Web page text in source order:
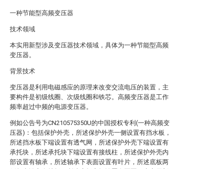
一种节能型高频变压器
技术领域
本实用新型涉及变压器技术领域，具体为一种节能型高频
变压器。
背景技术
变压器是利用电磁感应的原理来改变交流电压的装置，主
要构件是初级线圈、次级线圈和铁芯。高频变压器是工作
频率超过中频的电源变压器。
例如公告号为CN210575350U的中国授权专利(一种高频变
压器)：包括保护外壳，所述保护外壳一侧设置有挡水板，
所述挡水板下端设置有透气网，所述保护外壳下端设置有
承托块，所述承托块下端设置有接线柱，所述保护外壳内
部设置有轴承，所述轴承下表面设置有叶片，所述底板两